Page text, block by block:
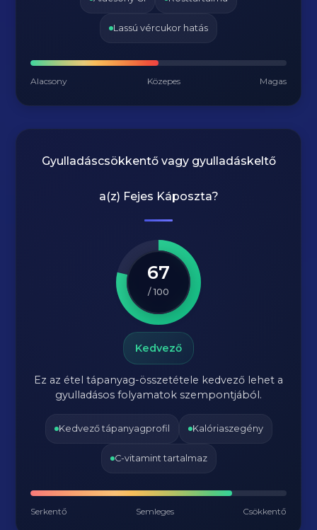
Lassú vércukor hatás
Alacsony Közepes Magas
Gyulladáscsökkentő vagy gyulladáskeltő
a(z) Fejes Káposzta?
67
/ 100
Kedvező
Ez az étel tápanyag-összetétele kedvező lehet a
gyulladásos folyamatok szempontjából.
Kedvező tápanyagprofil Kalóriaszegény
C-vitamint tartalmaz
Serkentő Semleges Csökkentő